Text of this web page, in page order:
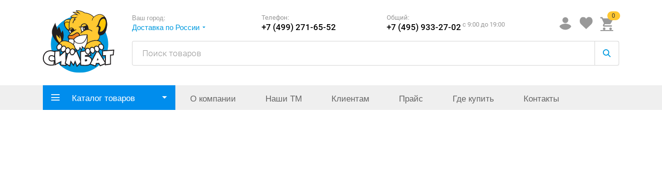
Ваш город:
Доставка по России
Телефон:
+7 (499) 271-65-52
Общий:
+7 (495) 933-27-02 c 9:00 до 19:00
0
Каталог товаров О компании Наши ТМ Клиентам Прайс Где купить Контакты